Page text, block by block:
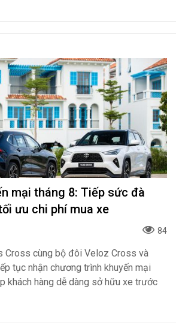
mại tháng 8: Tiếp sức đà
ưu chi phí mua xe
84
Cross cùng bộ đôi Veloz Cross và
tục nhận chương trình khuyến mại
khách hàng dễ dàng sở hữu xe trước